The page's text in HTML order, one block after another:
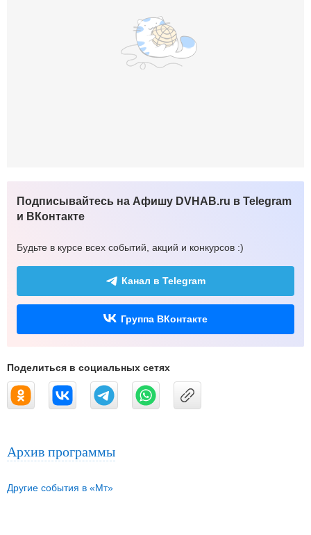
Подписывайтесь на Афишу DVHAB.ru в Telegram
и ВКонтакте
Будьте в курсе всех событий, акций и конкурсов :)
Канал в Telegram
Группа ВКонтакте
Поделиться в социальных сетях
Архив программы
Другие события в «Мт»